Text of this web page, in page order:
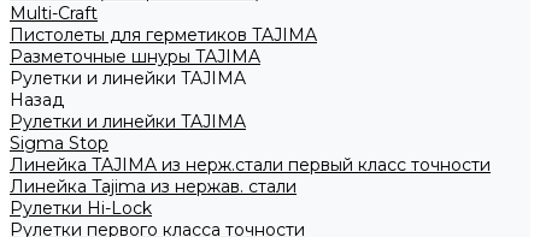
Multi-Craft
Пистолеты для герметиков TAJIMA
Разметочные шнуры TAJIMA
Рулетки и линейки TAJIMA
Назад
Рулетки и линейки TAJIMA
Sigma Stop
Линейка TAJIMA из нерж.стали первый класс точности
Линейка Tajima из нержав. стали
Рулетки Hi-Lock
Рулетки первого класса точности